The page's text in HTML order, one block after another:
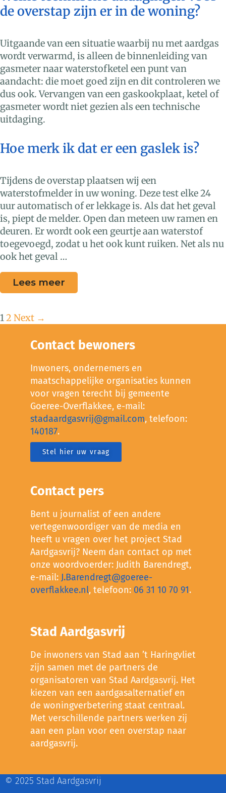
de overstap zijn er in de woning?
Uitgaande van een situatie waarbij nu met aardgas
wordt verwarmd, is alleen de binnenleiding van
gasmeter naar waterstofketel een punt van
aandacht: die moet goed zijn en dit controleren we
dus ook. Vervangen van een gaskookplaat, ketel of
gasmeter wordt niet gezien als een technische
uitdaging.
Hoe merk ik dat er een gaslek is?
Tijdens de overstap plaatsen wij een
waterstofmelder in uw woning. Deze test elke 24
uur automatisch of er lekkage is. Als dat het geval
is, piept de melder. Open dan meteen uw ramen en
deuren. Er wordt ook een geurtje aan waterstof
toegevoegd, zodat u het ook kunt ruiken. Net als nu
ook het geval …
Lees meer
12 Next →
Contact bewoners
Inwoners, ondernemers en
maatschappelijke organisaties kunnen
voor vragen terecht bij gemeente
Goeree-Overflakkee, e-mail:
stadaardgasvrij@gmail.com, telefoon:
140187.
Stel hier uw vraag
Contact pers
Bent u journalist of een andere
vertegenwoordiger van de media en
heeft u vragen over het project Stad
Aardgasvrij? Neem dan contact op met
onze woordvoerder: Judith Barendregt,
e-mail: J.Barendregt@goeree-
overflakkee.nl, telefoon: 06 31 10 70 91.
Stad Aardgasvrij
De inwoners van Stad aan ’t Haringvliet
zijn samen met de partners de
organisatoren van Stad Aardgasvrij. Het
kiezen van een aardgasalternatief en
de woningverbetering staat centraal.
Met verschillende partners werken zij
aan een plan voor een overstap naar
aardgasvrij.
© 2025 Stad Aardgasvrij